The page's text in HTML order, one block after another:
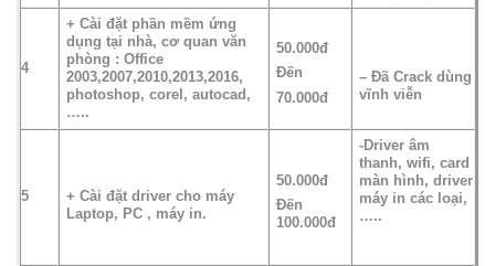
4
+ Cài đặt phần mềm ứng
dụng tại nhà, cơ quan văn
phòng : Office
2003,2007,2010,2013,2016,
photoshop, corel, autocad,
…..
50.000đ
Đến
70.000đ
– Đã Crack dùng
vĩnh viễn
5
+ Cài đặt driver cho máy
Laptop, PC , máy in.
50.000đ
Đến
100.000đ
-Driver âm
thanh, wifi, card
màn hình, driver
máy in các loại,
…..